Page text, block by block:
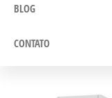
BLOG
CONTATO